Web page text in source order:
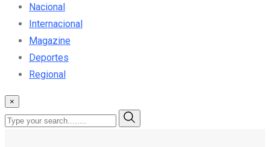
Nacional
Internacional
Magazine
Deportes
Regional
×